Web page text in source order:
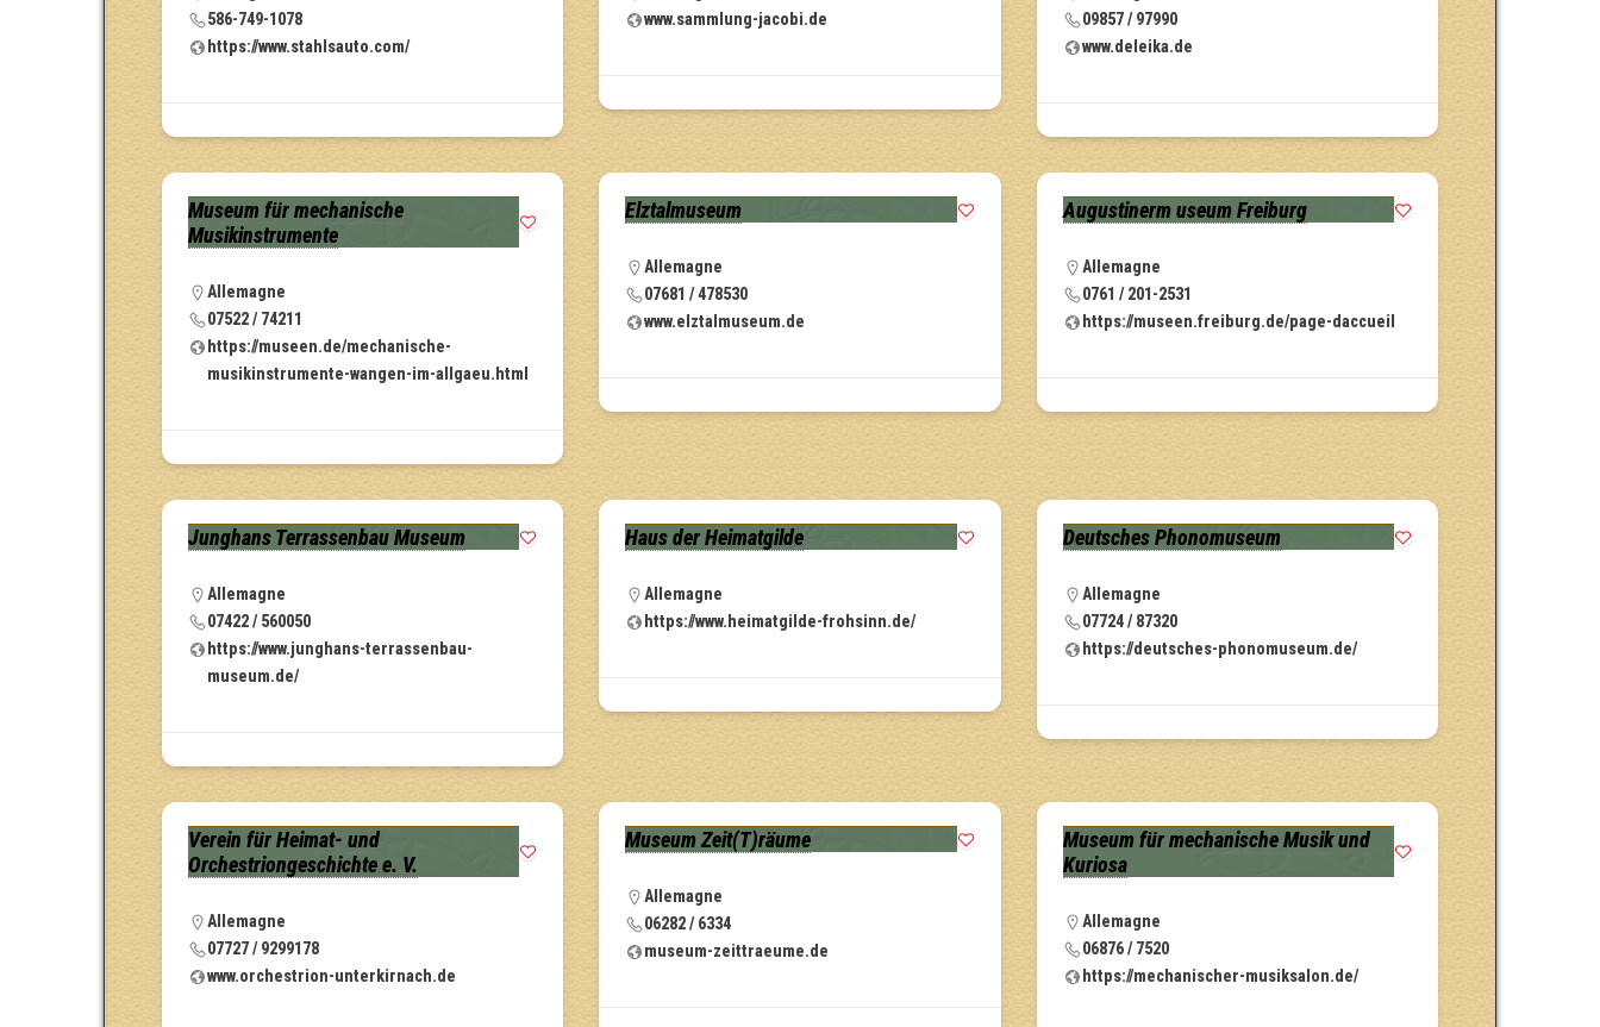
586-749-1078
https://www.stahlsauto.com/
www.sammlung-jacobi.de
09857 / 97990
www.deleika.de
Museum für mechanische
Musikinstrumente
Allemagne
07522 / 74211
https://museen.de/mechanische-
musikinstrumente-wangen-im-allgaeu.html
Elztalmuseum
Allemagne
07681 / 478530
www.elztalmuseum.de
Augustinerm useum Freiburg
Allemagne
0761 / 201-2531
https://museen.freiburg.de/page-daccueil
Junghans Terrassenbau Museum
Allemagne
07422 / 560050
https://www.junghans-terrassenbau-
museum.de/
Haus der Heimatgilde
Allemagne
https://www.heimatgilde-frohsinn.de/
Deutsches Phonomuseum
Allemagne
07724 / 87320
https://deutsches-phonomuseum.de/
Verein für Heimat- und
Orchestriongeschichte e. V.
Allemagne
07727 / 9299178
www.orchestrion-unterkirnach.de
Museum Zeit(T)räume
Allemagne
06282 / 6334
museum-zeittraeume.de
Museum für mechanische Musik und
Kuriosa
Allemagne
06876 / 7520
https://mechanischer-musiksalon.de/